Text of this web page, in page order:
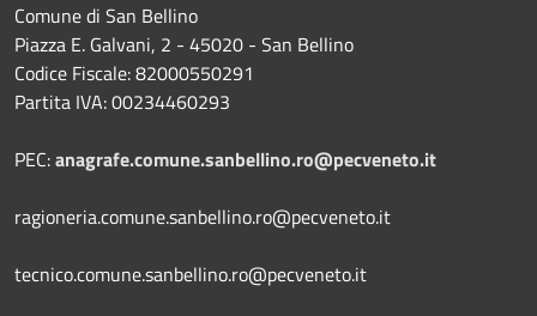
Comune di San Bellino
Piazza E. Galvani, 2 - 45020 - San Bellino
Codice Fiscale: 82000550291
Partita IVA: 00234460293
PEC:anagrafe.comune.sanbellino.ro@pecveneto.it
ragioneria.comune.sanbellino.ro@pecveneto.it
tecnico.comune.sanbellino.ro@pecveneto.it